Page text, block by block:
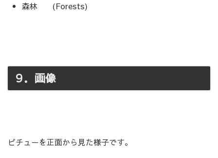
森林 (Forests)
９．画像
ピチューを正面から見た様子です。